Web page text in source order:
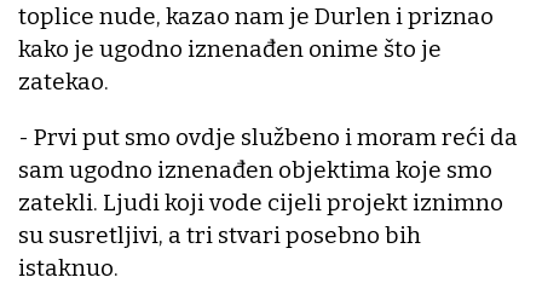
toplice nude, kazao nam je Durlen i priznao
kako je ugodno iznenađen onime što je
zatekao.
- Prvi put smo ovdje službeno i moram reći da
sam ugodno iznenađen objektima koje smo
zatekli. Ljudi koji vode cijeli projekt iznimno
su susretljivi, a tri stvari posebno bih
istaknuo.